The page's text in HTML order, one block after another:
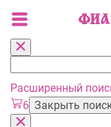
Расширенный
6 Закрыть